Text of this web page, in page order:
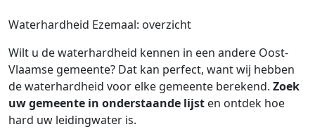
Waterhardheid Ezemaal: overzicht
Wilt u de waterhardheid kennen in een andere Oost-
Vlaamse gemeente? Dat kan perfect, want wij hebben
de waterhardheid voor elke gemeente berekend. Zoek
uw gemeente in onderstaande lijst en ontdek hoe
hard uw leidingwater is.